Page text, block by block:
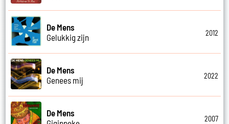
De Mens
Gelukkig zijn
2012
De Mens
Genees mij
2022
De Mens
2007